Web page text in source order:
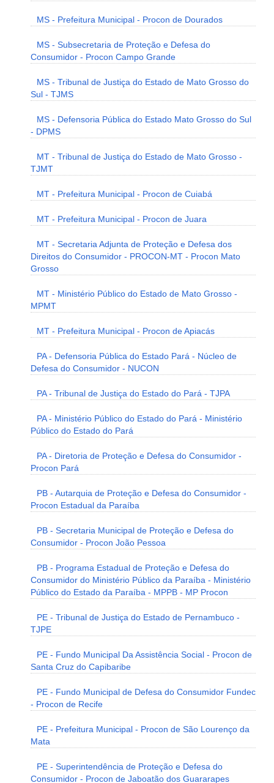
MS - Prefeitura Municipal - Procon de Dourados
MS - Subsecretaria de Proteção e Defesa do
Consumidor - Procon Campo Grande
MS - Tribunal de Justiça do Estado de Mato Grosso do
Sul - TJMS
MS - Defensoria Pública do Estado Mato Grosso do Sul
- DPMS
MT - Tribunal de Justiça do Estado de Mato Grosso -
TJMT
MT - Prefeitura Municipal - Procon de Cuiabá
MT - Prefeitura Municipal - Procon de Juara
MT - Secretaria Adjunta de Proteção e Defesa dos
Direitos do Consumidor - PROCON-MT - Procon Mato
Grosso
MT - Ministério Público do Estado de Mato Grosso -
MPMT
MT - Prefeitura Municipal - Procon de Apiacás
PA - Defensoria Pública do Estado Pará - Núcleo de
Defesa do Consumidor - NUCON
PA - Tribunal de Justiça do Estado do Pará - TJPA
PA - Ministério Público do Estado do Pará - Ministério
Público do Estado do Pará
PA - Diretoria de Proteção e Defesa do Consumidor -
Procon Pará
PB - Autarquia de Proteção e Defesa do Consumidor -
Procon Estadual da Paraíba
PB - Secretaria Municipal de Proteção e Defesa do
Consumidor - Procon João Pessoa
PB - Programa Estadual de Proteção e Defesa do
Consumidor do Ministério Público da Paraíba - Ministério
Público do Estado da Paraíba - MPPB - MP Procon
PE - Tribunal de Justiça do Estado de Pernambuco -
TJPE
PE - Fundo Municipal Da Assistência Social - Procon de
Santa Cruz do Capibaribe
PE - Fundo Municipal de Defesa do Consumidor Fundec
- Procon de Recife
PE - Prefeitura Municipal - Procon de São Lourenço da
Mata
PE - Superintendência de Proteção e Defesa do
Consumidor - Procon de Jaboatão dos Guararapes